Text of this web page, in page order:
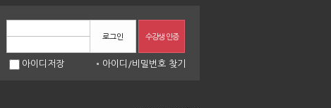
로그인 수강생 인증
아이디저장 아이디 /비밀번호 찾기